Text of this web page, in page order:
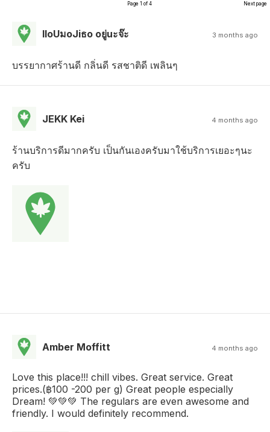
Page 1 of 4 Next page
lloUมoJiธo oยู่uะจ๊ะ 3 months ago
บรรยากาศร้านดี กลิ่นดี รสชาติดี เพลินๆ
JEKK Kei 4 months ago
ร้านบริการดีมากครับ เป็นกันเองครับมาใช้บริการเยอะๆนะ
ครับ
Amber Moffitt 4 months ago
Love this place!!! chill vibes. Great service. Great
prices.(฿100 -200 per g) Great people especially
Dream! 💚💚💚 The regulars are even awesome and
friendly. I would definitely recommend.